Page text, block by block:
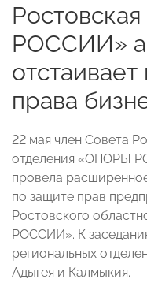
РОССИИ»
права
22 мая член Совета
отделения «ОПОРЫ
провела
по защите прав
Ростовского
РОССИИ». К
региональных
Адыгея и Калмыкия.